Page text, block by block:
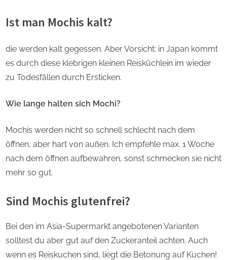
Ist man Mochis kalt?
die werden kalt gegessen. Aber Vorsicht: in Japan kommt
es durch diese klebrigen kleinen Reisküchlein im wieder
zu Todesfällen durch Ersticken.
Wie lange halten sich Mochi?
Mochis werden nicht so schnell schlecht nach dem
öffnen, aber hart von außen. Ich empfehle max. 1 Woche
nach dem öffnen aufbewahren, sonst schmecken sie nicht
mehr so gut.
Sind Mochis glutenfrei?
Bei den im Asia-Supermarkt angebotenen Varianten
solltest du aber gut auf den Zuckeranteil achten. Auch
wenn es Reiskuchen sind, liegt die Betonung auf Kuchen!